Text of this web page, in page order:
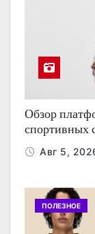
Обзор
спортивных
Авг 5,
ПОЛЕЗНОЕ